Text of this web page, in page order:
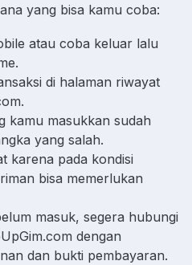
yang bisa kamu coba:
atau coba keluar lalu
di halaman riwayat
kamu masukkan sudah
yang salah.
karena pada kondisi
bisa memerlukan
masuk, segera hubungi
dengan
dan bukti pembayaran.